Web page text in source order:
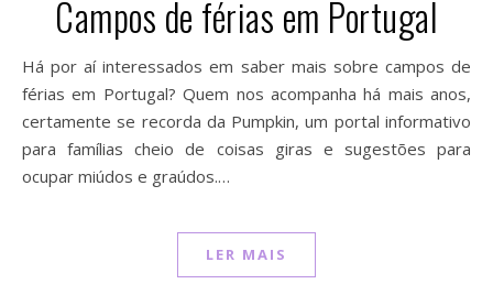
Campos de férias em Portugal
Há por aí interessados em saber mais sobre campos de
férias em Portugal? Quem nos acompanha há mais anos,
certamente se recorda da Pumpkin, um portal informativo
para famílias cheio de coisas giras e sugestões para
ocupar miúdos e graúdos.…
LER MAIS